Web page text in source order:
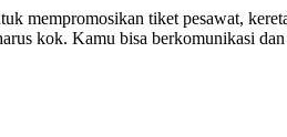
mempromosikan tiket pesawat,
kok. Kamu bisa berkomunikasi